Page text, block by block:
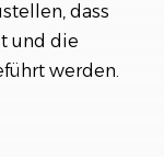
dass
und die
werden.